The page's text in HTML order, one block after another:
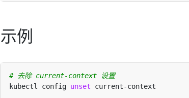
示例
# 去除 current-context 设置
kubectl config unset